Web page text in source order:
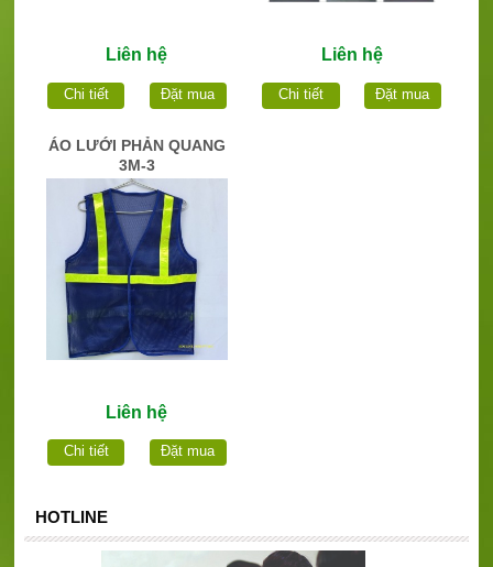
Liên hệ
Chi tiết Đặt mua
Liên hệ
Chi tiết Đặt mua
ÁO LƯỚI PHẢN QUANG
3M-3
Liên hệ
Chi tiết Đặt mua
HOTLINE